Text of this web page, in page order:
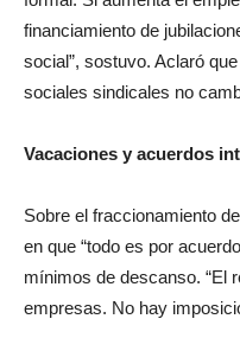
financiamiento de
social”, sostuvo. Aclaró
sociales sindicales no
Vacaciones y acuerdos
Sobre el fraccionamiento
en que “todo es por
mínimos de descanso. “El
empresas. No hay